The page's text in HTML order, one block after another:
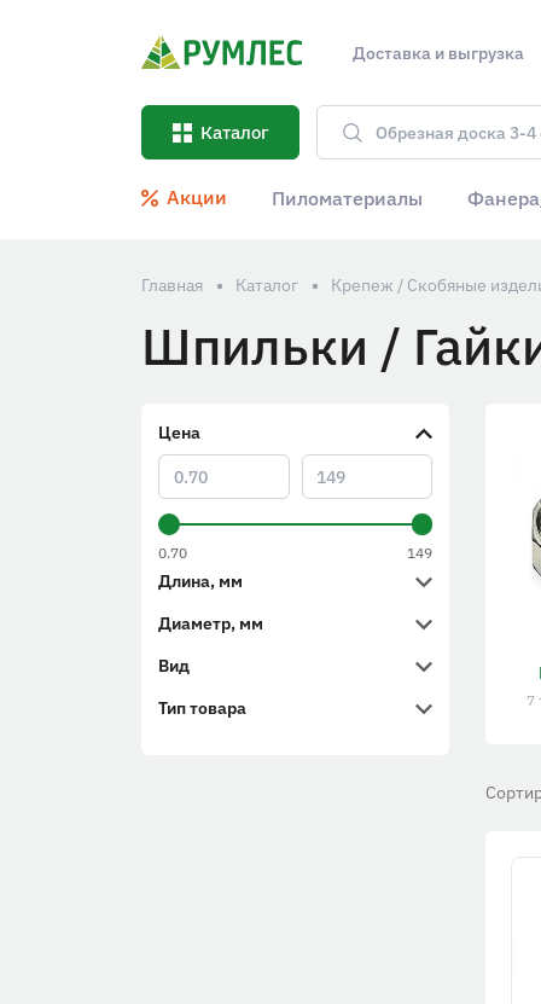
Доставка и выгрузка
Каталог
Акции Пиломатериалы
Главная Каталог Крепеж / Скобяные
Шпильки /
7
Цена
0.70 149
Длина, мм
Диаметр, мм
Вид
Тип товара